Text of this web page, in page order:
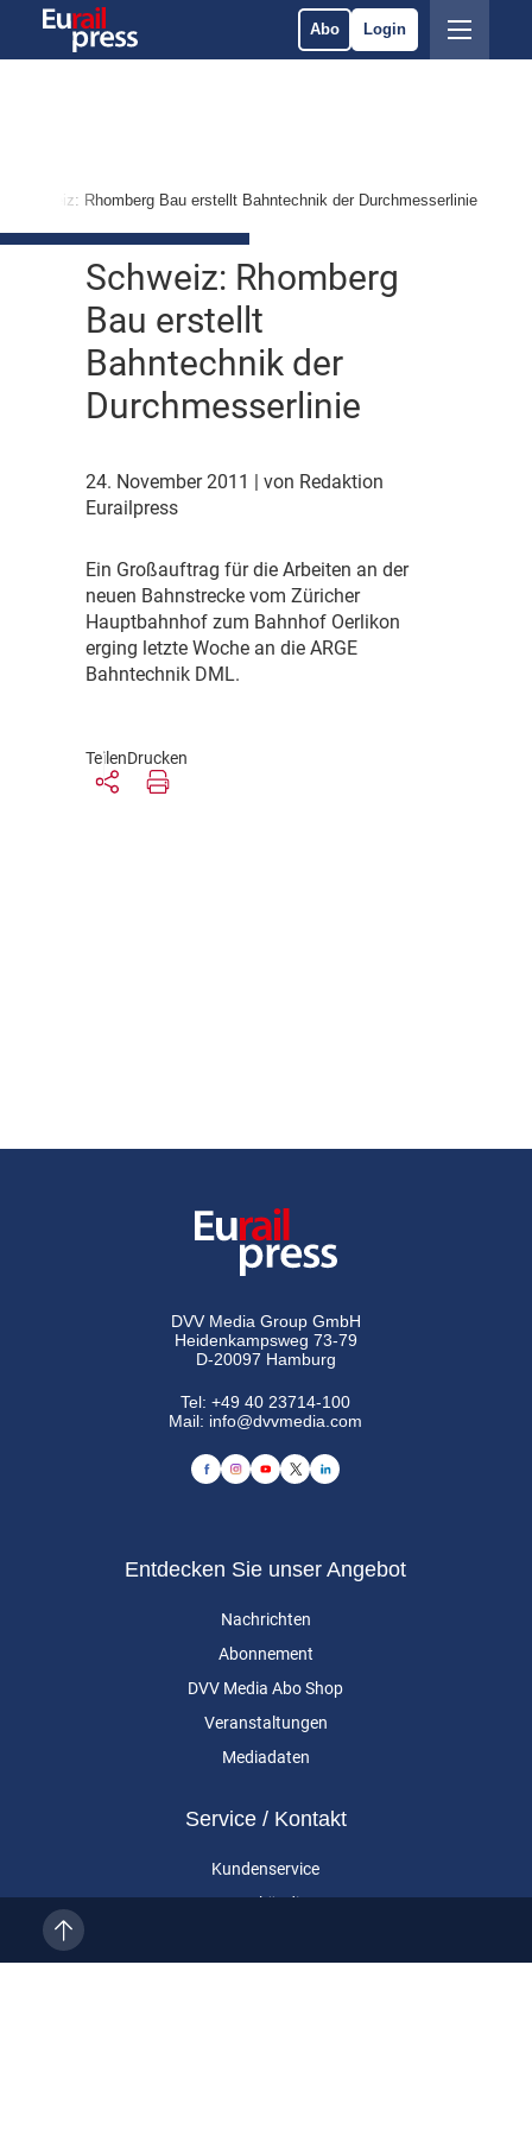
Abo Login
Schweiz: Rhomberg Bau erstellt Bahntechnik der Durchmesserlinie
Schweiz: Rhomberg
Bau erstellt
Bahntechnik der
Durchmesserlinie
24. November 2011
| von Redaktion
Eurailpress
Ein Großauftrag für die Arbeiten an der
neuen Bahnstrecke vom Züricher
Hauptbahnhof zum Bahnhof Oerlikon
erging letzte Woche an die ARGE
Bahntechnik DML.
TeilenDrucken
DVV Media Group GmbH
Heidenkampsweg 73-79
D-20097 Hamburg
Tel:+49 40 23714-100
Mail: info@dvvmedia.com
Entdecken Sie unser Angebot
Nachrichten
Abonnement
DVV Media Abo Shop
Veranstaltungen
Mediadaten
Service / Kontakt
Kundenservice
Vertragskündigung